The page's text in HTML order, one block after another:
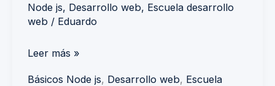
Node js, Desarrollo web, Escuela desarrollo
web / Eduardo
Leer más »
Básicos Node js, Desarrollo web, Escuela